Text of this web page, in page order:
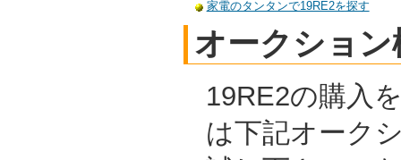
家電のタンタンで19RE2を探す
オークション
19RE2の購入
は下記オーク